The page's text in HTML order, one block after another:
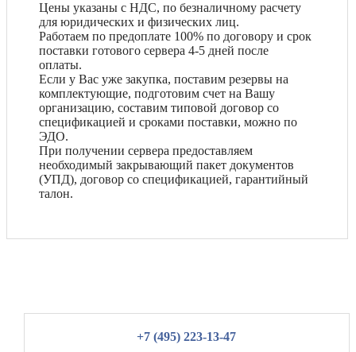
Цены указаны с НДС, по безналичному расчету
для юридических и физических лиц.
Работаем по предоплате 100% по договору и срок
поставки готового сервера 4-5 дней после
оплаты.
Если у Вас уже закупка, поставим резервы на
комплектующие, подготовим счет на Вашу
организацию, составим типовой договор со
спецификацией и сроками поставки, можно по
ЭДО.
При получении сервера предоставляем
необходимый закрывающий пакет документов
(УПД), договор со спецификацией, гарантийный
талон.
+7 (495) 223-13-47